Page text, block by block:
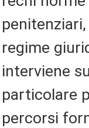
regime
interviene
particolare
percorsi